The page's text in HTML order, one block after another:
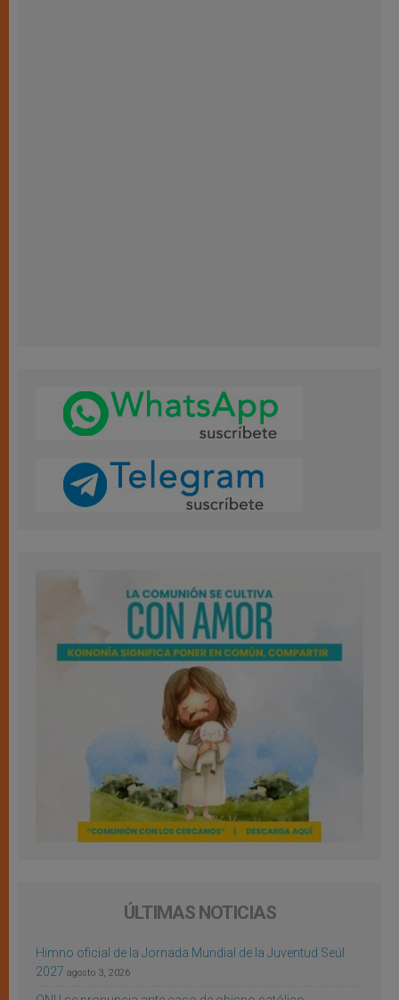
ÚLTIMAS NOTICIAS
Himno oficial de la Jornada Mundial de la Juventud Seúl
2027 agosto 3, 2026